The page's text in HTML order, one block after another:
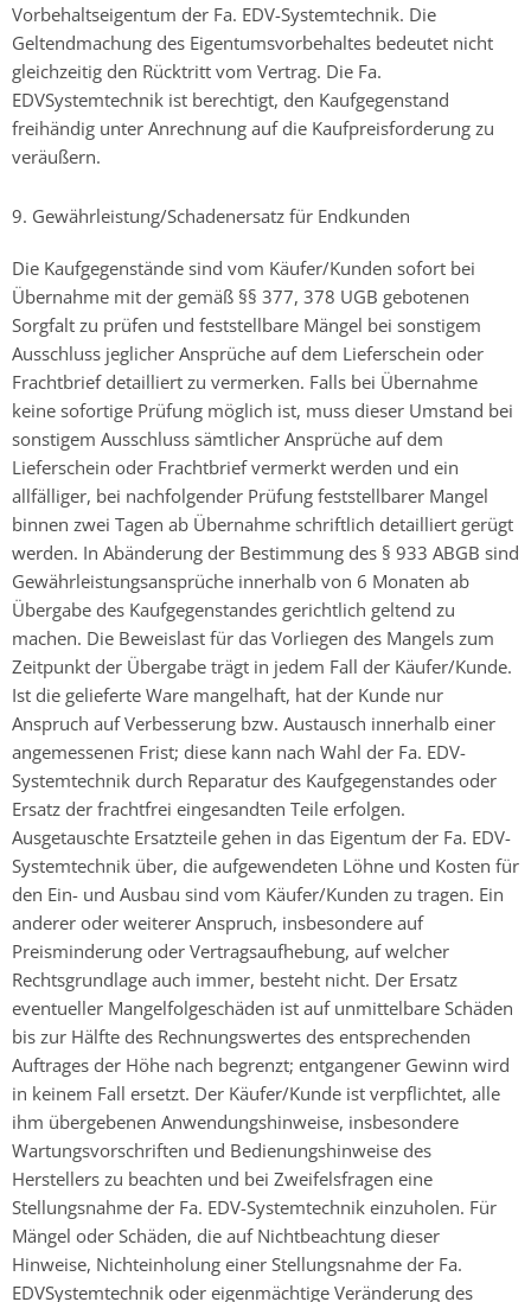
Vorbehaltseigentum der Fa. EDV-Systemtechnik. Die
Geltendmachung des Eigentumsvorbehaltes bedeutet nicht
gleichzeitig den Rücktritt vom Vertrag. Die Fa.
EDVSystemtechnik ist berechtigt, den Kaufgegenstand
freihändig unter Anrechnung auf die Kaufpreisforderung zu
veräußern.
9. Gewährleistung/Schadenersatz für Endkunden
Die Kaufgegenstände sind vom Käufer/Kunden sofort bei
Übernahme mit der gemäß §§ 377, 378 UGB gebotenen
Sorgfalt zu prüfen und feststellbare Mängel bei sonstigem
Ausschluss jeglicher Ansprüche auf dem Lieferschein oder
Frachtbrief detailliert zu vermerken. Falls bei Übernahme
keine sofortige Prüfung möglich ist, muss dieser Umstand bei
sonstigem Ausschluss sämtlicher Ansprüche auf dem
Lieferschein oder Frachtbrief vermerkt werden und ein
allfälliger, bei nachfolgender Prüfung feststellbarer Mangel
binnen zwei Tagen ab Übernahme schriftlich detailliert gerügt
werden. In Abänderung der Bestimmung des § 933 ABGB sind
Gewährleistungsansprüche innerhalb von 6 Monaten ab
Übergabe des Kaufgegenstandes gerichtlich geltend zu
machen. Die Beweislast für das Vorliegen des Mangels zum
Zeitpunkt der Übergabe trägt in jedem Fall der Käufer/Kunde.
Ist die gelieferte Ware mangelhaft, hat der Kunde nur
Anspruch auf Verbesserung bzw. Austausch innerhalb einer
angemessenen Frist; diese kann nach Wahl der Fa. EDV-
Systemtechnik durch Reparatur des Kaufgegenstandes oder
Ersatz der frachtfrei eingesandten Teile erfolgen.
Ausgetauschte Ersatzteile gehen in das Eigentum der Fa. EDV-
Systemtechnik über, die aufgewendeten Löhne und Kosten für
den Ein- und Ausbau sind vom Käufer/Kunden zu tragen. Ein
anderer oder weiterer Anspruch, insbesondere auf
Preisminderung oder Vertragsaufhebung, auf welcher
Rechtsgrundlage auch immer, besteht nicht. Der Ersatz
eventueller Mangelfolgeschäden ist auf unmittelbare Schäden
bis zur Hälfte des Rechnungswertes des entsprechenden
Auftrages der Höhe nach begrenzt; entgangener Gewinn wird
in keinem Fall ersetzt. Der Käufer/Kunde ist verpflichtet, alle
ihm übergebenen Anwendungshinweise, insbesondere
Wartungsvorschriften und Bedienungshinweise des
Herstellers zu beachten und bei Zweifelsfragen eine
Stellungsnahme der Fa. EDV-Systemtechnik einzuholen. Für
Mängel oder Schäden, die auf Nichtbeachtung dieser
Hinweise, Nichteinholung einer Stellungsnahme der Fa.
EDVSystemtechnik oder eigenmächtige Veränderung des